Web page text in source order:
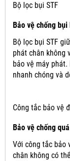
Bộ lọc bụi STF
Bảo vệ chống bụi
Bộ lọc bụi STF
phát chân không
bảo vệ máy phát.
nhanh chóng và
Công tắc bảo vệ
Bảo vệ chống
Với công tắc bảo
chân không có